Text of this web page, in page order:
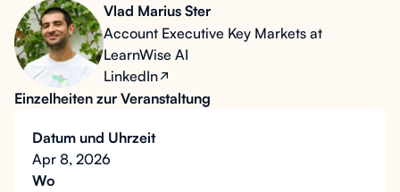
Vlad Marius Ster
Account Executive Key Markets at
LearnWise AI
LinkedIn
Einzelheiten zur Veranstaltung
Datum und Uhrzeit
Apr 8, 2026
Wo